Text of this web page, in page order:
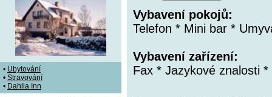
• Ubytování
• Stravování
• Dahlia Inn
Vybavení pokojů:
Telefon * Mini bar *
Vybavení zařízení:
Fax * Jazykové znalosti